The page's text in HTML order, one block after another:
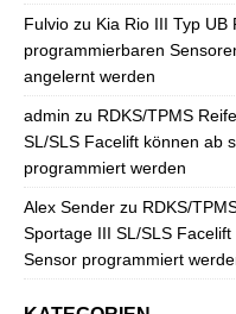
Fulvio zu Kia Rio III Typ UB
programmierbaren
angelernt werden
admin zu RDKS/TPMS
SL/SLS Facelift können ab
programmiert werden
Alex Sender zu RDKS/
Sportage III SL/SLS
Sensor programmiert